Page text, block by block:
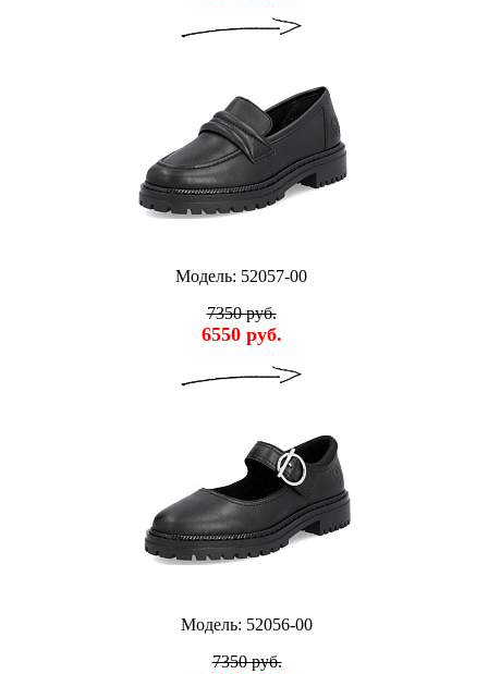
Модель: 52057-00
7350 руб.
6550 руб.
Модель: 52056-00
7350 руб.